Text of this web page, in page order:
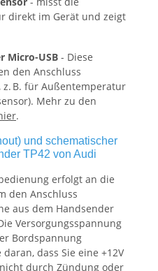
direkt im Gerät und zeigt
Micro-USB - Diese
den Anschluss
z. B. für Außentemperatur
Mehr zu den
.
und schematischer
TP42 von Audi
erfolgt an die
den Anschluss
aus dem Handsender
Versorgungsspannung
Bordspannung
dass Sie eine +12V
durch Zündung oder